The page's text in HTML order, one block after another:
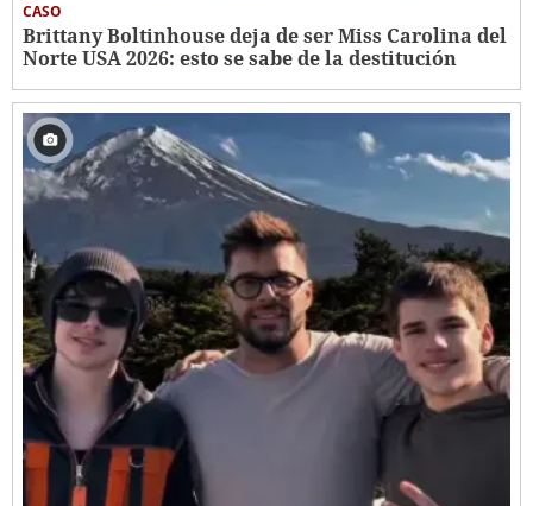
CASO
Brittany Boltinhouse deja de ser Miss Carolina del
Norte USA 2026: esto se sabe de la destitución